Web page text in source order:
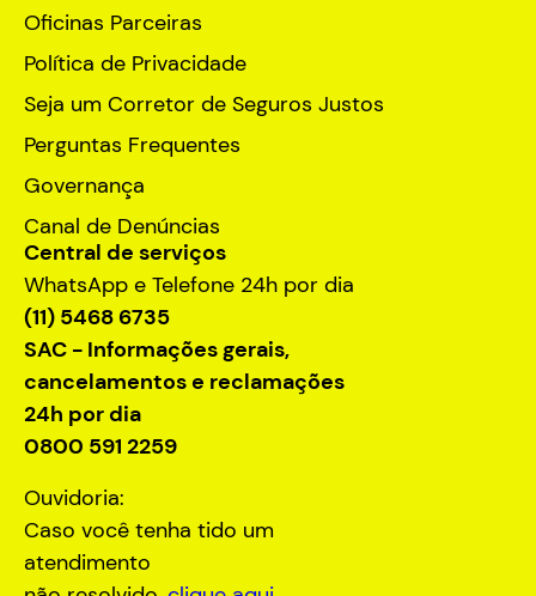
Oficinas Parceiras
Política de Privacidade
Seja um Corretor de Seguros Justos
Perguntas Frequentes
Governança
Canal de Denúncias
Central de serviços
WhatsApp e Telefone 24h por dia
(11) 5468 6735
SAC - Informações gerais,
cancelamentos e reclamações
24h por dia
0800 591 2259
Ouvidoria:
Caso você tenha tido um
atendimento